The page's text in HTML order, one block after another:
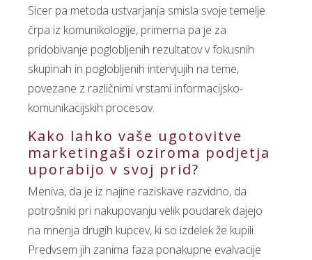
Sicer pa metoda ustvarjanja smisla svoje temelje
črpa iz komunikologije, primerna pa je za
pridobivanje poglobljenih rezultatov v fokusnih
skupinah in poglobljenih intervjujih na teme,
povezane z različnimi vrstami informacijsko-
komunikacijskih procesov.
Kako lahko vaše ugotovitve
marketingaši oziroma podjetja
uporabijo v svoj prid?
Meniva, da je iz najine raziskave razvidno, da
potrošniki pri nakupovanju velik poudarek dajejo
na mnenja drugih kupcev, ki so izdelek že kupili.
Predvsem jih zanima faza ponakupne evalvacije